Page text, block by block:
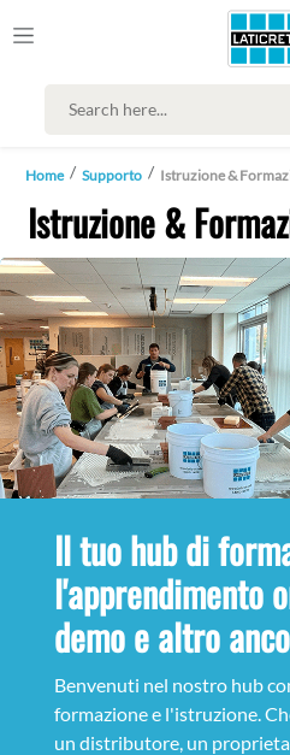
Home Supporto Istruzione &
Istruzione &
Il tuo hub di
l'apprendimento
demo e altro
Benvenuti nel nostro hub
formazione e l'istruzione.
un distributore, un